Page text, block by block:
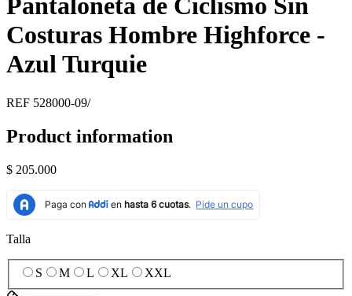
Pantaloneta de Ciclismo Sin
Costuras Hombre Highforce -
Azul Turquie
REF 528000-09/
Product information
$ 205.000
Talla
S M L XL XXL